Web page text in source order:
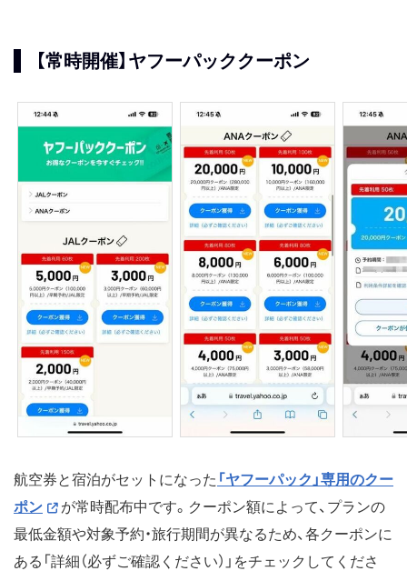
【常時開催】ヤフーパッククーポン
航空券と宿泊がセットになった 「ヤフーパック」専用のクー
ポン
が常時配布中です。クーポン額によって、プランの
最低金額や対象予約・旅行期間が異なるため、各クーポンに
ある「詳細（必ずご確認ください）」をチェックしてくださ